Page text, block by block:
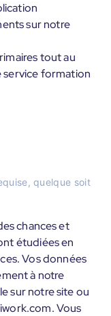
sur notre
tout au
service formation
quelque soit
chances et
étudiées en
Vos données
à notre
sur notre site ou
Vous